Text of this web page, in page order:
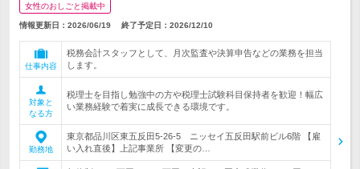
女性のおしごと掲載中
情報更新日：2026/06/19 終了予定日： 2026/12/10
仕事内容
税務会計スタッフとして、月次監査や決算申告などの業務を担当
します。
対象と
なる方
税理士を目指し勉強中の方や税理士試験科目保持者を歓迎！幅広
い業務経験で着実に成長できる環境です。
勤務地
東京都品川区東五反田5-26-5 ニッセイ五反田駅前ビル6階 【雇
い入れ直後】上記事業所 【変更の…